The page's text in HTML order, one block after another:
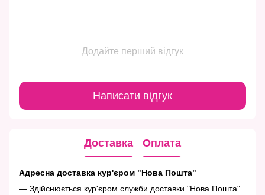
Додайте перший відгук
Написати відгук
Доставка Оплата
Адресна доставка кур'єром "Нова Пошта"
— Здійснюється кур'єром служби доставки "Нова Пошта"